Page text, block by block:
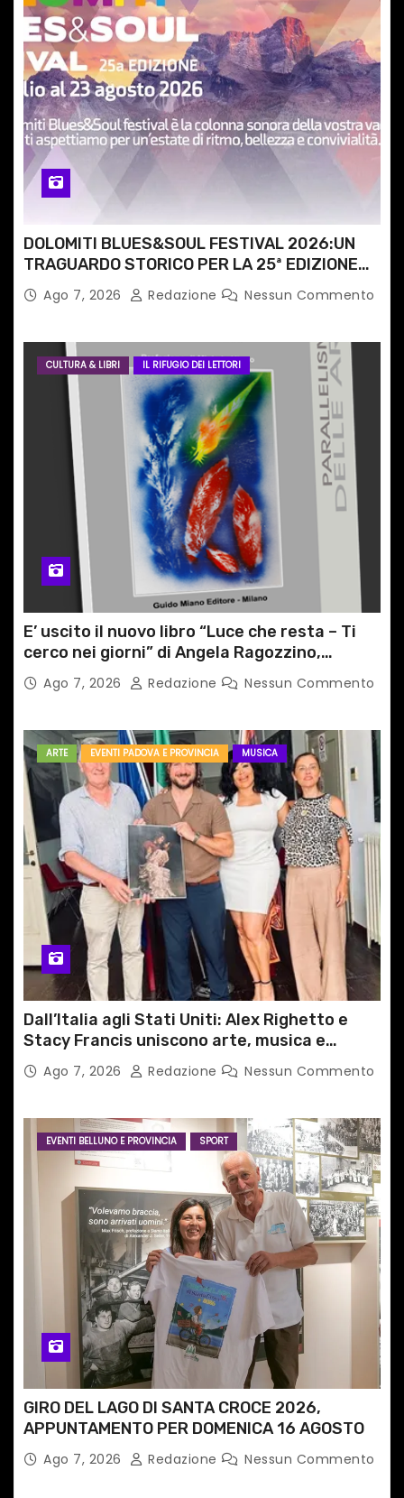
t
i
c
o
l
DOLOMITI BLUES&SOUL FESTIVAL 2026:UN
TRAGUARDO STORICO PER LA 25ª EDIZIONE
TRA LE CIME PATRIMONIO UNESCO
Ago 7, 2026 Redazione Nessun Commento
CULTURA & LIBRI IL RIFUGIO DEI LETTORI
E’ uscito il nuovo libro “Luce che resta – Ti
cerco nei giorni” di Angela Ragozzino,
medico primario di Capua
Ago 7, 2026 Redazione Nessun Commento
ARTE EVENTI PADOVA E PROVINCIA MUSICA
Dall’Italia agli Stati Uniti: Alex Righetto e
Stacy Francis uniscono arte, musica e
tecnologia in un nuovo progetto
internazionale”
Ago 7, 2026 Redazione Nessun Commento
EVENTI BELLUNO E PROVINCIA SPORT
GIRO DEL LAGO DI SANTA CROCE 2026,
APPUNTAMENTO PER DOMENICA 16 AGOSTO
Ago 7, 2026 Redazione Nessun Commento